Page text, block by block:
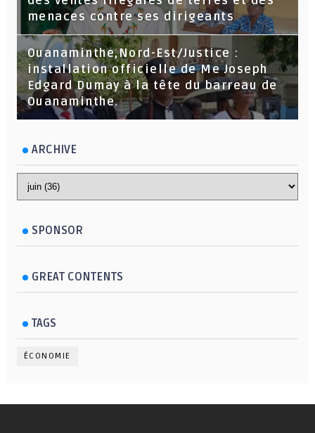
menaces contre ses dirigeants
Ouanaminthe,Nord-Est/Justice :
installation officielle de Me Joseph
Edgard Dumay à la tête du barreau de
Ouanaminthe.
ARCHIVE
SPONSOR
GREAT CONTENTS
TAGS
ÉCONOMIE